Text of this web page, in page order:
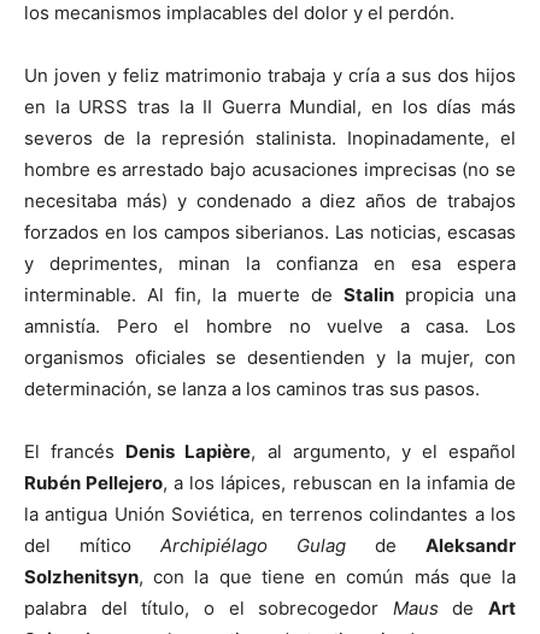
los mecanismos implacables del dolor y el perdón.
Un joven y feliz matrimonio trabaja y cría a sus dos hijos
en la URSS tras la II Guerra Mundial, en los días más
severos de la represión stalinista. Inopinadamente, el
hombre es arrestado bajo acusaciones imprecisas (no se
necesitaba más) y condenado a diez años de trabajos
forzados en los campos siberianos. Las noticias, escasas
y deprimentes, minan la confianza en esa espera
interminable. Al fin, la muerte de Stalin propicia una
amnistía. Pero el hombre no vuelve a casa. Los
organismos oficiales se desentienden y la mujer, con
determinación, se lanza a los caminos tras sus pasos.
El francés Denis Lapière, al argumento, y el español
Rubén Pellejero, a los lápices, rebuscan en la infamia de
la antigua Unión Soviética, en terrenos colindantes a los
del mítico Archipiélago Gulag de Aleksandr
Solzhenitsyn, con la que tiene en común más que la
palabra del título, o el sobrecogedor Maus de Art